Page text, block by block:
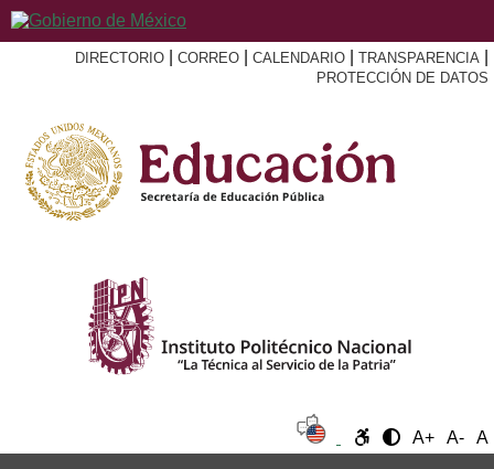
DIRECTORIO CORREO CALENDARIO TRANSPARENCIA
PROTECCIÓN DE DATOS
A+ A- A